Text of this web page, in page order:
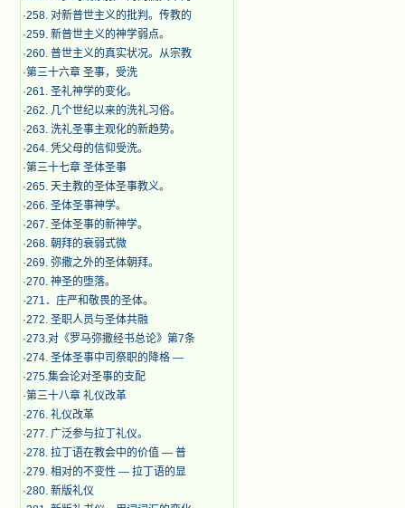
·258. 对新普世主义的批判。传教的
·259. 新普世主义的神学弱点。
·260. 普世主义的真实状况。从宗教
·第三十六章 圣事，受洗
·261. 圣礼神学的变化。
·262. 几个世纪以来的洗礼习俗。
·263. 洗礼圣事主观化的新趋势。
·264. 凭父母的信仰受洗。
·第三十七章 圣体圣事
·265. 天主教的圣体圣事教义。
·266. 圣体圣事神学。
·267. 圣体圣事的新神学。
·268. 朝拜的衰弱式微
·269. 弥撒之外的圣体朝拜。
·270. 神圣的堕落。
·271．庄严和敬畏的圣体。
·272. 圣职人员与圣体共融
·273.对《罗马弥撒经书总论》第7条
·274. 圣体圣事中司祭职的降格 —
·275.集会论对圣事的支配
·第三十八章 礼仪改革
·276. 礼仪改革
·277. 广泛参与拉丁礼仪。
·278. 拉丁语在教会中的价值 — 普
·279. 相对的不变性 — 拉丁语的显
·280. 新版礼仪